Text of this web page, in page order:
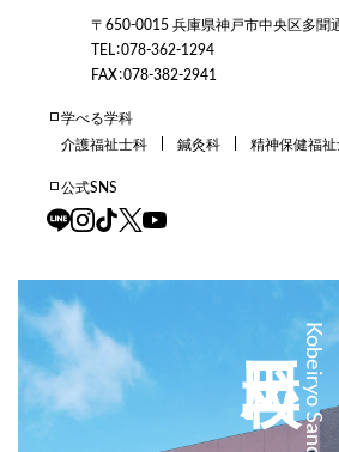
〒650-0015 兵庫県神戸市中央区多聞
TEL：078-362-1294
FAX：078-382-2941
学べる学科
介護福祉士科
鍼灸科 精神保健福
公式SNS
Kobeiryo Sanda